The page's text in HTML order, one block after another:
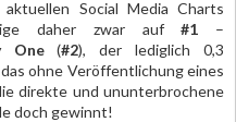
Social Media Charts
daher zwar auf#1 –
One(#2), der lediglich 0,3
ohne Veröffentlichung eines
direkte und ununterbrochene
doch gewinnt!